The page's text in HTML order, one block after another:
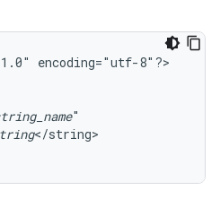
encoding="utf-8"?>
</string>